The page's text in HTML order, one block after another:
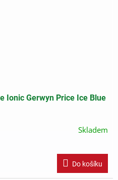
Ionic Gerwyn Price Ice Blue
Skladem
Do košíku